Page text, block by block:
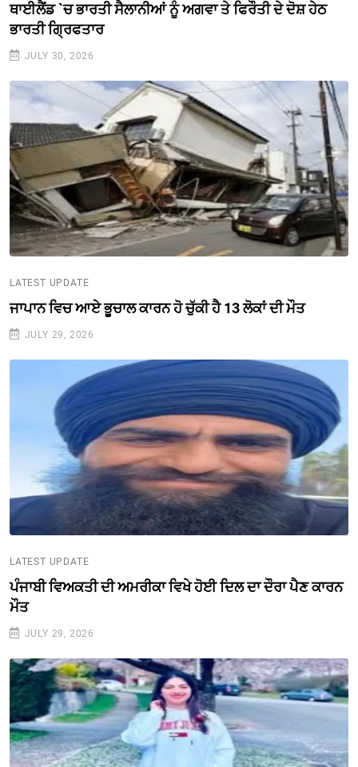
ਥਾਈਲੈਂਡ `ਚ ਭਾਰਤੀ ਸੈਲਾਨੀਆਂ ਨੂੰ ਅਗਵਾ ਤੇ ਫਿਰੌਤੀ ਦੇ ਦੋਸ਼ ਹੇਠ
ਭਾਰਤੀ ਗ੍ਰਿਫਤਾਰ
JULY 30, 2026
LATEST UPDATE
ਜਾਪਾਨ ਵਿਚ ਆਏ ਭੂਚਾਲ ਕਾਰਨ ਹੋ ਚੁੱਕੀ ਹੈ 13 ਲੋਕਾਂ ਦੀ ਮੌਤ
JULY 29, 2026
LATEST UPDATE
ਪੰਜਾਬੀ ਵਿਅਕਤੀ ਦੀ ਅਮਰੀਕਾ ਵਿਖੇ ਹੋਈ ਦਿਲ ਦਾ ਦੌਰਾ ਪੈਣ ਕਾਰਨ
ਮੌਤ
JULY 29, 2026